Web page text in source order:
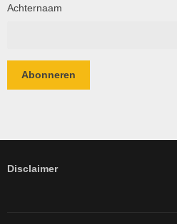
Achternaam
Abonneren
Disclaimer